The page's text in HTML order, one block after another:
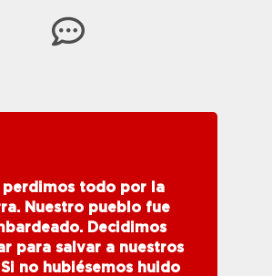
perdimos todo por la
Nuestro pueblo fue
Decidimos
para salvar a nuestros
Si no hubiésemos huido
Almansour y su familia
el Valle de los Cristianos.
allí necesita ayuda para
frente al alquiler de 500
como la de Nihad.